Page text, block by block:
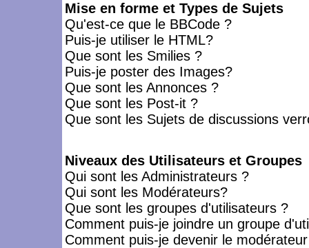
Mise en forme et Types de Sujets
Qu'est-ce que le BBCode ?
Puis-je utiliser le HTML?
Que sont les Smilies ?
Puis-je poster des Images?
Que sont les Annonces ?
Que sont les Post-it ?
Que sont les Sujets de discussions
Niveaux des Utilisateurs et Groupes
Qui sont les Administrateurs ?
Qui sont les Modérateurs?
Que sont les groupes d'utilisateurs ?
Comment puis-je joindre un groupe
Comment puis-je devenir le